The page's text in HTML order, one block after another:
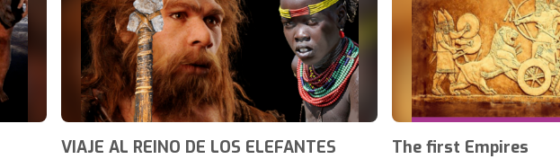
VIAJE AL REINO DE LOS ELEFANTES The first Empires